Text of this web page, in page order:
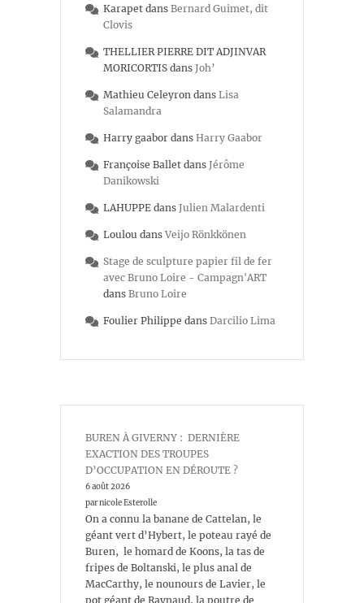
Karapet dans Bernard Guimet, dit
Clovis
THELLIER PIERRE DIT ADJINVAR
MORICORTIS dans Joh’
Mathieu Celeyron dans Lisa
Salamandra
Harry gaabor dans Harry Gaabor
Françoise Ballet dans Jérôme
Danikowski
LAHUPPE dans Julien Malardenti
Loulou dans Veijo Rönkkönen
Stage de sculpture papier fil de fer
avec Bruno Loire - Campagn'ART
dans Bruno Loire
Foulier Philippe dans Darcilio Lima
BUREN À GIVERNY : DERNIÈRE
EXACTION DES TROUPES
D’OCCUPATION EN DÉROUTE ?
6 août 2026
par nicole Esterolle
On a connu la banane de Cattelan, le
géant vert d’Hybert, le poteau rayé de
Buren, le homard de Koons, la tas de
fripes de Boltanski, le plus anal de
MacCarthy, le nounours de Lavier, le
pot géant de Raynaud, la poutre de